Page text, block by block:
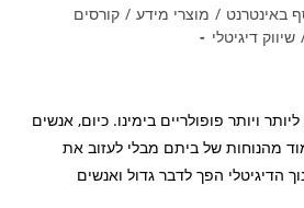
באינטרנט / מוצרי מידע / קורסים
שיווק דיגיטלי
ויותר פופולריים בימינו. כיום, אנשים
מהנוחות של ביתם מבלי לעזוב את
הדיגיטלי הפך לדבר גדול ואנשים